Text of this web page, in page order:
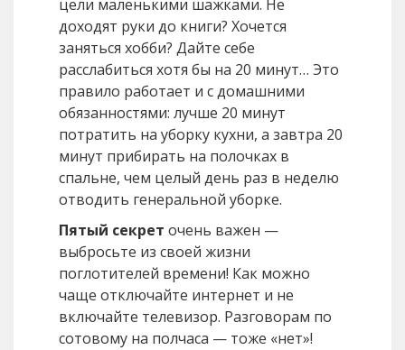
цели маленькими шажками. Не
доходят руки до книги? Хочется
заняться хобби? Дайте себе
расслабиться хотя бы на 20 минут… Это
правило работает и с домашними
обязанностями: лучше 20 минут
потратить на уборку кухни, а завтра 20
минут прибирать на полочках в
спальне, чем целый день раз в неделю
отводить генеральной уборке.
Пятый секрет очень важен —
выбросьте из своей жизни
поглотителей времени! Как можно
чаще отключайте интернет и не
включайте телевизор. Разговорам по
сотовому на полчаса — тоже «нет»!